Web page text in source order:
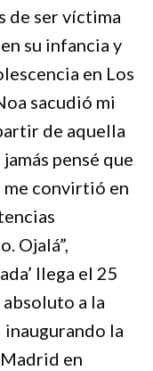
de ser víctima
su infancia y
en Los
sacudió mi
de aquella
pensé que
me convirtió en
Ojalá”,
llega el 25
a la
la
en